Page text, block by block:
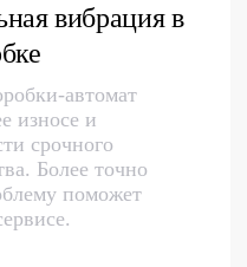
вибрация в
автомат
износе и
срочного
Более точно
поможет